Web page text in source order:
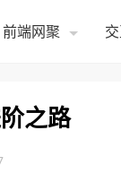
前端网聚
之路